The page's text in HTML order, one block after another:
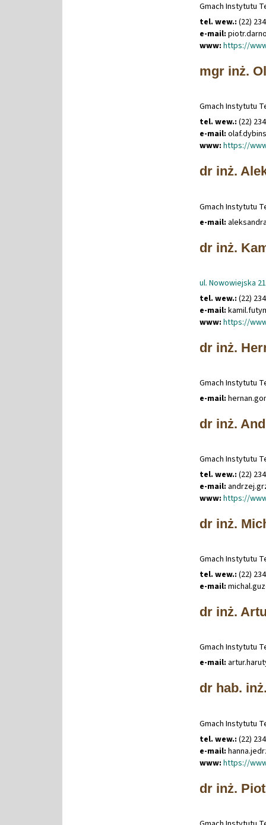
Gmach Instytutu
tel. wew.: (22)
e-mail: piotr.
www: https://
mgr inż.
Gmach Instytutu
tel. wew.: (22)
e-mail: olaf.
www: https://
dr inż.
Gmach Instytutu
e-mail:
dr inż.
ul. Nowowiejska
tel. wew.: (22)
e-mail: kamil.
www: https://
dr inż.
Gmach Instytutu
e-mail: hernan.
dr inż.
Gmach Instytutu
tel. wew.: (22)
e-mail: andrzej.
www: https://
dr inż.
Gmach Instytutu
tel. wew.: (22)
e-mail: michal.
dr inż.
Gmach Instytutu
e-mail: artur.
dr hab.
Gmach Instytutu
tel. wew.: (22)
e-mail: hanna.
www: https://
dr inż.